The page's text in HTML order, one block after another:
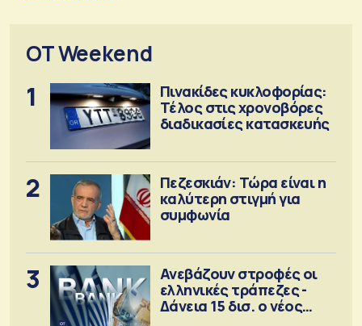
OT Weekend
1
Πινακίδες κυκλοφορίας:
Τέλος στις χρονοβόρες
διαδικασίες κατασκευής
2
Πεζεσκιάν: Τώρα είναι η
καλύτερη στιγμή για
συμφωνία
3
Ανεβάζουν στροφές οι
ελληνικές τράπεζες -
Δάνεια 15 δισ. ο νέος